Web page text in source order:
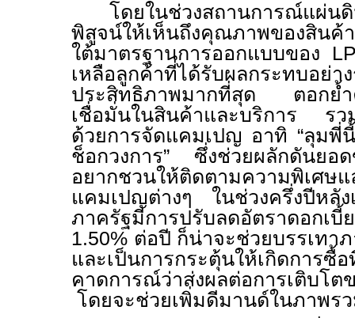
โดยในช่วงสถานการณ์แผ่น
พิสูจน์ให้เห็นถึงคุณภาพของสินค้
ใต้มาตรฐานการออกแบบของ
เหลือลูกค้าที่ได้รับผลกระทบอย่า
ประสิทธิภาพมากที่สุด ตอกย้
เชื่อมั่นในสินค้าและบริการ รว
ด้วยการจัดแคมเปญ อาทิ “ลุมพี่
ช็อกวงการ” ซึ่งช่วยผลักดันยอ
อยากชวนให้ติดตามความพิเศษ
แคมเปญต่างๆ ในช่วงครึ่งปีห
ภาครัฐมีการปรับลดอัตราดอกเบี้
1.50% ต่อปี ก็น่าจะช่วยบรรเทา
และเป็นการกระตุ้นให้เกิดการ
คาดการณ์ว่าส่งผลต่อการเติบโต
โดยจะช่วยเพิ่มดีมานด์ในภาพร